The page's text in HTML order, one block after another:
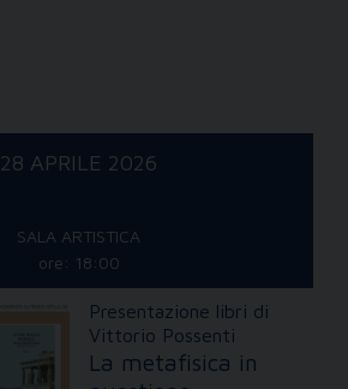
28 APRILE 2026
SALA ARTISTICA
ore: 18:00
Presentazione libri di
Vittorio Possenti
La metafisica in